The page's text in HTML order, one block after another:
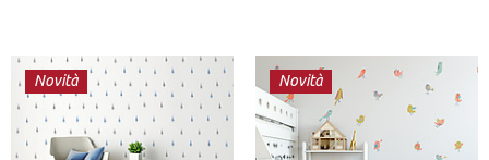
Novità Novità